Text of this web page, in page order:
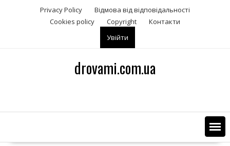
t
Privacy Policy
Відмова від відповідальності
Сookies policy
Copyright
Контакти
Увійти
drovami.com.ua